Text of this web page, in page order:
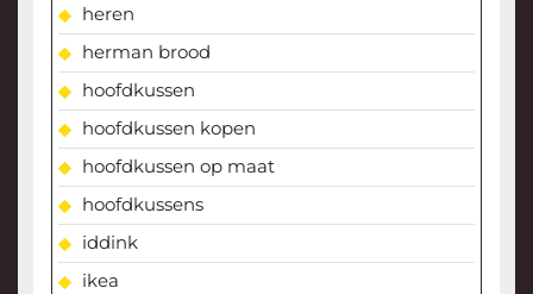
heren
herman brood
hoofdkussen
hoofdkussen kopen
hoofdkussen op maat
hoofdkussens
iddink
ikea